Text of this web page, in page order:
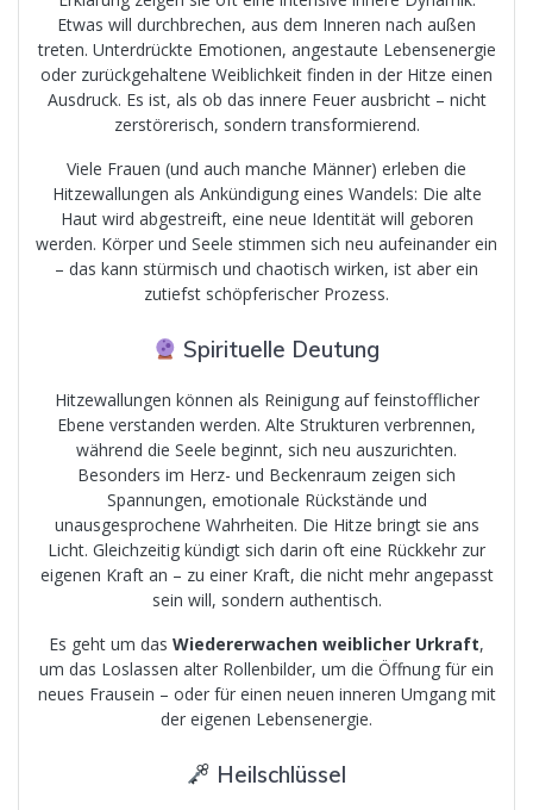
Etwas will durchbrechen, aus dem Inneren nach außen
treten. Unterdrückte Emotionen, angestaute Lebensenergie
oder zurückgehaltene Weiblichkeit finden in der Hitze einen
Ausdruck. Es ist, als ob das innere Feuer ausbricht – nicht
zerstörerisch, sondern transformierend.
Viele Frauen (und auch manche Männer) erleben die
Hitzewallungen als Ankündigung eines Wandels: Die alte
Haut wird abgestreift, eine neue Identität will geboren
werden. Körper und Seele stimmen sich neu aufeinander ein
– das kann stürmisch und chaotisch wirken, ist aber ein
zutiefst schöpferischer Prozess.
Spirituelle Deutung
Hitzewallungen können als Reinigung auf feinstofflicher
Ebene verstanden werden. Alte Strukturen verbrennen,
während die Seele beginnt, sich neu auszurichten.
Besonders im Herz- und Beckenraum zeigen sich
Spannungen, emotionale Rückstände und
unausgesprochene Wahrheiten. Die Hitze bringt sie ans
Licht. Gleichzeitig kündigt sich darin oft eine Rückkehr zur
eigenen Kraft an – zu einer Kraft, die nicht mehr angepasst
sein will, sondern authentisch.
Es geht um das Wiedererwachen weiblicher Urkraft,
um das Loslassen alter Rollenbilder, um die Öffnung für ein
neues Frausein – oder für einen neuen inneren Umgang mit
der eigenen Lebensenergie.
Heilschlüssel